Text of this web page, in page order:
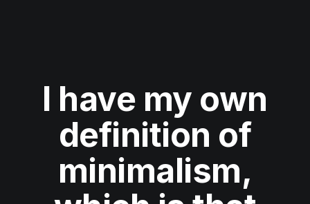
I have my own
definition of
minimalism,